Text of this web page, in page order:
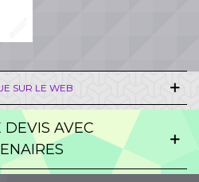
SUR LE WEB
DEVIS AVEC